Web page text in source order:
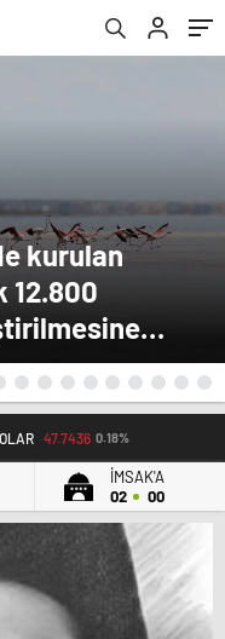
kurulan
12.800
47.7436 0.18%
İMSAK'A
02
00